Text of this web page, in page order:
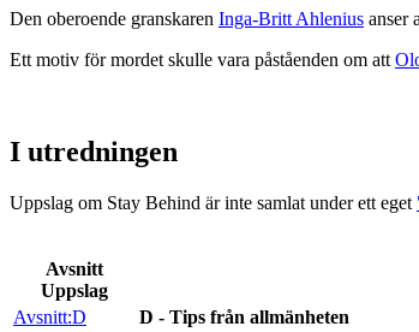
Den oberoende granskaren Inga-Britt Ahlenius anser
Ett motiv för mordet skulle vara påståenden om att
I utredningen
Uppslag om Stay Behind är inte samlat under ett eget
Avsnitt
Uppslag
Avsnitt:D
D - Tips från allmänheten